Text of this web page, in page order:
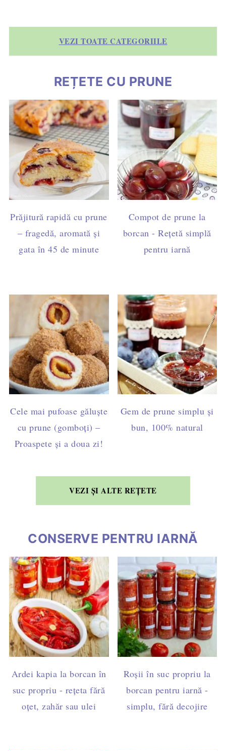
VEZI TOATE CATEGORIILE
REȚETE CU PRUNE
Prăjitură rapidă cu prune
– fragedă, aromată și
gata în 45 de minute
Compot de prune la
borcan - Rețetă simplă
pentru iarnă
Cele mai pufoase găluște
cu prune (gomboți) –
Proaspete și a doua zi!
Gem de prune simplu și
bun, 100% natural
VEZI ȘI ALTE REȚETE
CONSERVE PENTRU IARNĂ
Ardei kapia la borcan în
suc propriu - rețeta fără
oțet, zahăr sau ulei
Roșii în suc propriu la
borcan pentru iarnă -
simplu, fără decojire